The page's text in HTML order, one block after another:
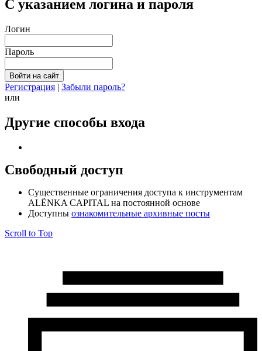
С указанием логина и пароля
Логин
Пароль
Регистрация | Забыли пароль?
или
Другие способы входа
Свободный доступ
Cущественные ограничения доступа к инструментам
ALЁNKA CAPITAL на постоянной основе
Доступны ознакомительные архивные посты
Scroll to Top